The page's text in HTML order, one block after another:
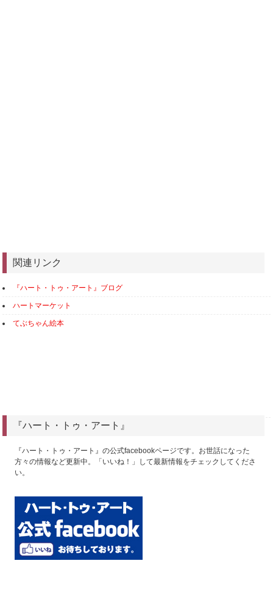
関連リンク
『ハート・トゥ・アート』ブログ
ハートマーケット
てぶちゃん絵本
『ハート・トゥ・アート』
『ハート・トゥ・アート』の公式facebookページです。お世話になった
方々の情報など更新中。「いいね！」して最新情報をチェックしてくださ
い。